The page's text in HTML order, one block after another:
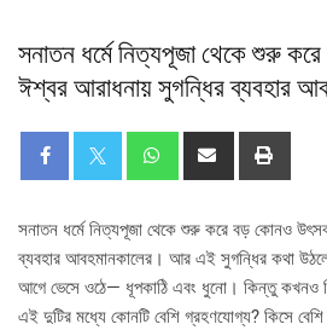
সনাতন ধর্মে নিত্যপূজা থেকে শুরু
ঈশ্বর আরাধনায় সুগন্ধির ব্যবহার
সনাতন ধর্মে নিত্যপূজা থেকে শুরু করে বড় কোনও
ব্যবহার আবহমানকালের। আর এই সুগন্ধির কথা
আগে ভেসে ওঠে— ধূপকাঠি এবং ধুনো। কিন্তু কখনও কি
এই দুটির মধ্যে কোনটি বেশি গ্রহণযোগ্য? কিসে বেশি